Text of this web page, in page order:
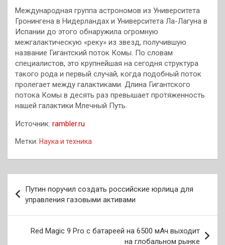
Международная группа астрономов из Университета
Гронингена в Нидерландах и Университета Ла-Лагуна в
Испании до этого обнаружила огромную
межгалактическую «реку» из звезд, получившую
название Гигантский поток Комы. По словам
специалистов, это крупнейшая на сегодня структура
такого рода и первый случай, когда подобный поток
пролегает между галактиками. Длина Гигантского
потока Комы в десять раз превышает протяженность
нашей галактики Млечный Путь.
Источник: rambler.ru
Метки: Наука и техника
по
записям
Путин поручил создать российские юрлица для
управления газовыми активами
Red Magic 9 Pro с батареей на 6500 мАч выходит
на глобальном рынке